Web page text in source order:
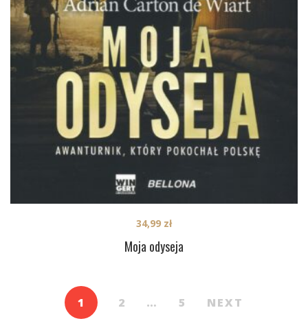
Moja odyseja
34,99 zł
1 2 … 5 NEXT